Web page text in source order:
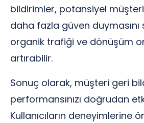
bildirimler, potansiyel
daha fazla güven duymasını
organik trafiği ve dönüşüm
artırabilir.
Sonuç olarak, müşteri geri
performansınızı doğrudan
Kullanıcıların deneyimlerine